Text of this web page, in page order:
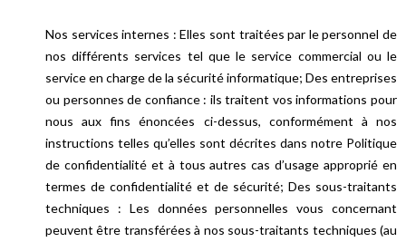
Nos services internes : Elles sont traitées par le personnel de
nos différents services tel que le service commercial ou le
service en charge de la sécurité informatique; Des entreprises
ou personnes de confiance : ils traitent vos informations pour
nous aux fins énoncées ci-dessus, conformément à nos
instructions telles qu’elles sont décrites dans notre Politique
de confidentialité et à tous autres cas d’usage approprié en
termes de confidentialité et de sécurité; Des sous-traitants
techniques : Les données personnelles vous concernant
peuvent être transférées à nos sous-traitants techniques (au